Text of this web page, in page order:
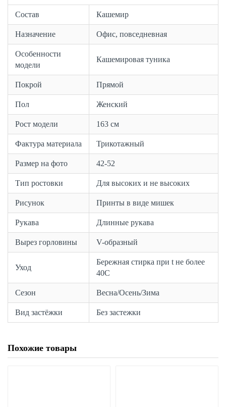
Состав Кашемир
Назначение Офис, повседневная
Особенности
модели
Кашемировая туника
Покрой Прямой
Пол Женский
Рост модели 163 см
Фактура материала Трикотажный
Размер на фото 42-52
Тип ростовки Для высоких и не высоких
Рисунок Принты в виде мишек
Рукава Длинные рукава
Вырез горловины V-образный
Уход
Бережная стирка при t не более
40С
Сезон Весна/Осень/Зима
Вид застёжки Без застежки
Похожие товары